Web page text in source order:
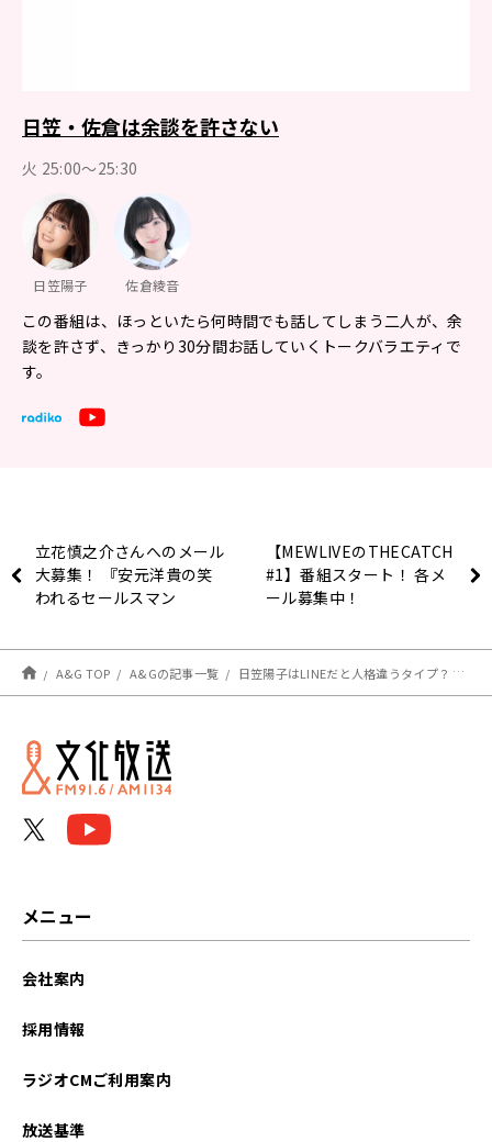
日笠・佐倉は余談を許さない
火 25:00～25:30
日笠陽子 佐倉綾音
この番組は、ほっといたら何時間でも話してしまう二人が、余
談を許さず、きっかり30分間お話していくトークバラエティで
す。
立花慎之介さんへのメール
大募集！ 『安元洋貴の笑
われるセールスマン
【MEWLIVEのTHECATCH
#1】番組スタート！ 各メ
ール募集中！
A&G TOP A&Gの記事一覧 日笠陽子はLINEだと人格違うタイプ？ 佐倉綾音が鬼頭明里から相談を受けた出来事とは
メニュー
会社案内
採用情報
ラジオCMご利用案内
放送基準